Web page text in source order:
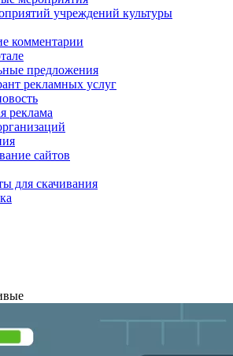
учреждений культуры
комментарии
предложения
рекламных услуг
реклама
сайтов
для скачивания